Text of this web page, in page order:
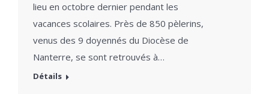
lieu en octobre dernier pendant les
vacances scolaires. Près de 850 pèlerins,
venus des 9 doyennés du Diocèse de
Nanterre, se sont retrouvés à…
Détails